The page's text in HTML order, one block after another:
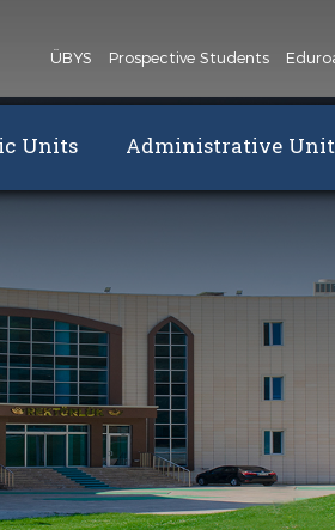
ÜBYS Prospective Students
Units Administrative